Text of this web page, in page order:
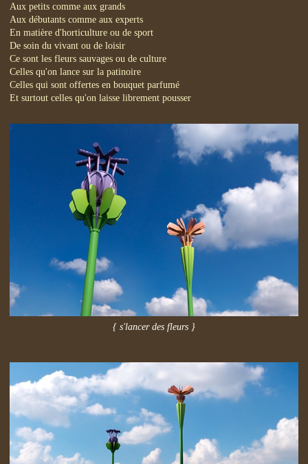
Aux petits comme aux grands
Aux débutants comme aux experts
En matière d'horticulture ou de sport
De soin du vivant ou de loisir
Ce sont les fleurs sauvages ou de culture
Celles qu'on lance sur la patinoire
Celles qui sont offertes en bouquet parfumé
Et surtout celles qu'on laisse librement pousser
{ s'lancer des fleurs }